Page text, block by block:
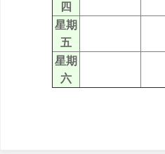
四
星期
五
星期
六